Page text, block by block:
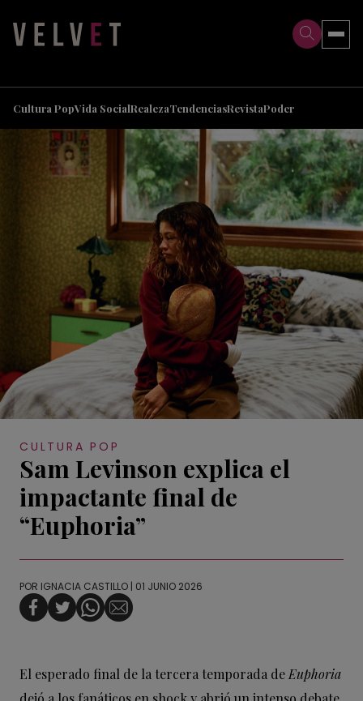
Cultura PopVida SocialRealezaTendenciasRevistaPoder
CULTURA POP
Sam Levinson explica el
impactante final de
“Euphoria”
POR IGNACIA CASTILLO | 01 JUNIO 2026
El esperado final de la tercera temporada deEuphoria